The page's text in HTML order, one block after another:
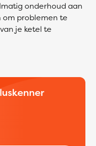
onderhoud aan
om problemen te
je ketel te